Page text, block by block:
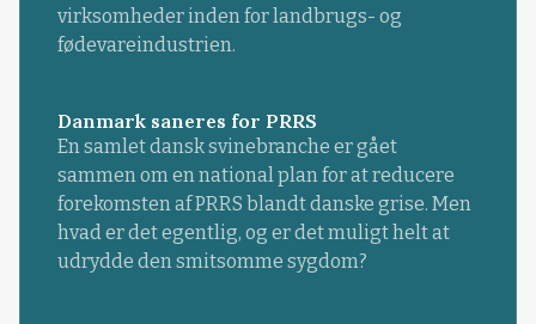
virksomheder inden for landbrugs- og
fødevareindustrien.
Danmark saneres for PRRS
En samlet dansk svinebranche er gået
sammen om en national plan for at reducere
forekomsten af PRRS blandt danske grise. Men
hvad er det egentlig, og er det muligt helt at
udrydde den smitsomme sygdom?